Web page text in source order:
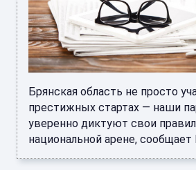
Брянская область не просто
престижных стартах — наши
уверенно диктуют свои
национальной арене, сообщает